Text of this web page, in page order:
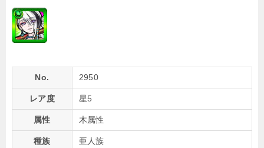
No. 2950
レア度 星5
属性 木属性
種族 亜人族